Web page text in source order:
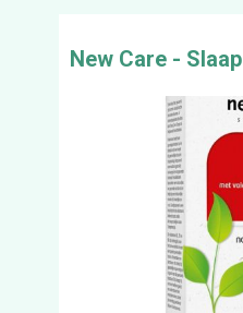
New Care - Slaap